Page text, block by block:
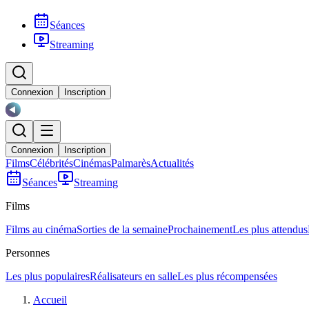
Séances
Streaming
Connexion Inscription
Connexion Inscription
FilmsCélébritésCinémasPalmarèsActualités
Séances
Streaming
Films
Films au cinémaSorties de la semaineProchainementLes plus attendus
Personnes
Les plus populairesRéalisateurs en salleLes plus récompensées
Accueil